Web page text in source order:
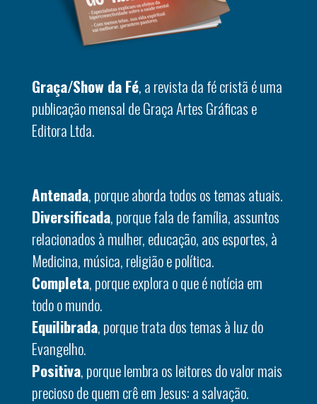
Graça/Show da Fé, a revista da fé cristã é uma
publicação mensal de Graça Artes Gráficas e
Editora Ltda.
Antenada, porque aborda todos os temas atuais.
Diversificada, porque fala de família, assuntos
relacionados à mulher, educação, aos esportes, à
Medicina, música, religião e política.
Completa, porque explora o que é notícia em
todo o mundo.
Equilibrada, porque trata dos temas à luz do
Evangelho.
Positiva, porque lembra os leitores do valor mais
precioso de quem crê em Jesus: a salvação.